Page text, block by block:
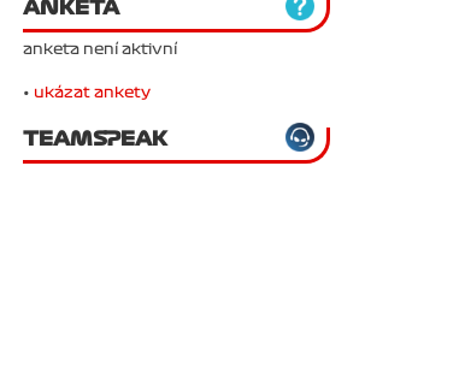
ANKETA
anketa není aktivní
• ukázat ankety
TEAMSPEAK